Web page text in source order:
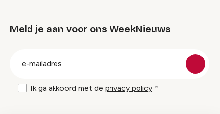
Meld je aan voor ons WeekNieuws
Ik ga akkoord met de privacy policy